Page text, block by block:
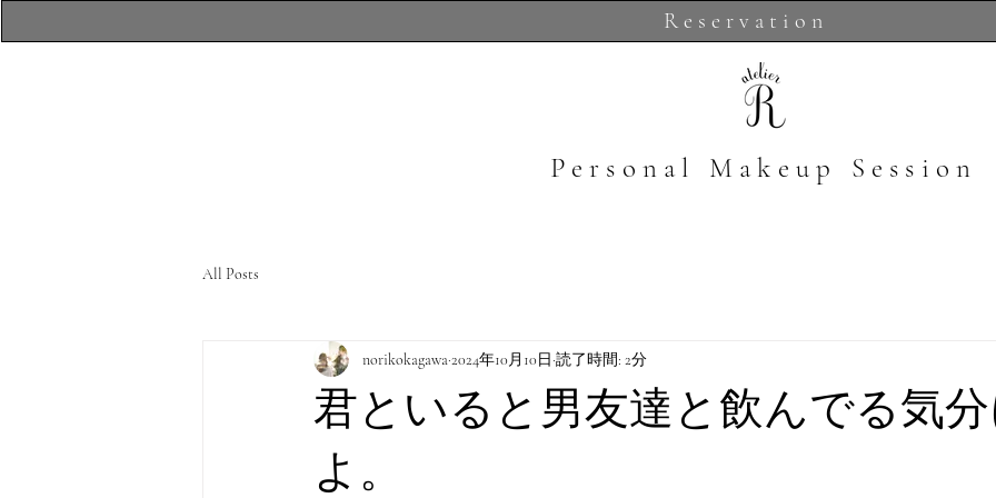
Reservation
​Personal Makeup Session
All Posts
君といると男友達と飲んでる気
よ。
norikokagawa2024年10月10日 読了時間: 2分